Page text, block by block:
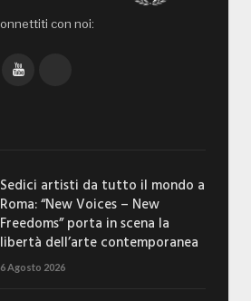
con noi:
YouTube
Sedici artisti da tutto il mondo a
Roma: “New Voices – New
Freedoms” porta in scena la
libertà dell’arte contemporanea
6 Agosto 2026